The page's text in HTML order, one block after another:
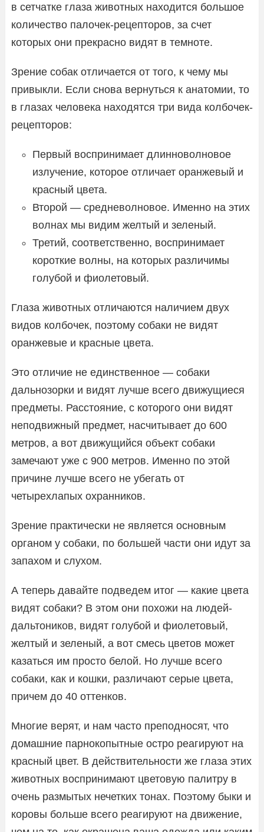
в сетчатке глаза животных находится большое
количество палочек-рецепторов, за счет
которых они прекрасно видят в темноте.
Зрение собак отличается от того, к чему мы
привыкли. Если снова вернуться к анатомии, то
в глазах человека находятся три вида колбочек-
рецепторов:
Первый воспринимает длинноволновое
излучение, которое отличает оранжевый и
красный цвета.
Второй — средневолновое. Именно на этих
волнах мы видим желтый и зеленый.
Третий, соответственно, воспринимает
короткие волны, на которых различимы
голубой и фиолетовый.
Глаза животных отличаются наличием двух
видов колбочек, поэтому собаки не видят
оранжевые и красные цвета.
Это отличие не единственное — собаки
дальнозорки и видят лучше всего движущиеся
предметы. Расстояние, с которого они видят
неподвижный предмет, насчитывает до 600
метров, а вот движущийся объект собаки
замечают уже с 900 метров. Именно по этой
причине лучше всего не убегать от
четырехлапых охранников.
Зрение практически не является основным
органом у собаки, по большей части они идут за
запахом и слухом.
А теперь давайте подведем итог — какие цвета
видят собаки? В этом они похожи на людей-
дальтоников, видят голубой и фиолетовый,
желтый и зеленый, а вот смесь цветов может
казаться им просто белой. Но лучше всего
собаки, как и кошки, различают серые цвета,
причем до 40 оттенков.
Многие верят, и нам часто преподносят, что
домашние парнокопытные остро реагируют на
красный цвет. В действительности же глаза этих
животных воспринимают цветовую палитру в
очень размытых нечетких тонах. Поэтому быки и
коровы больше всего реагируют на движение,